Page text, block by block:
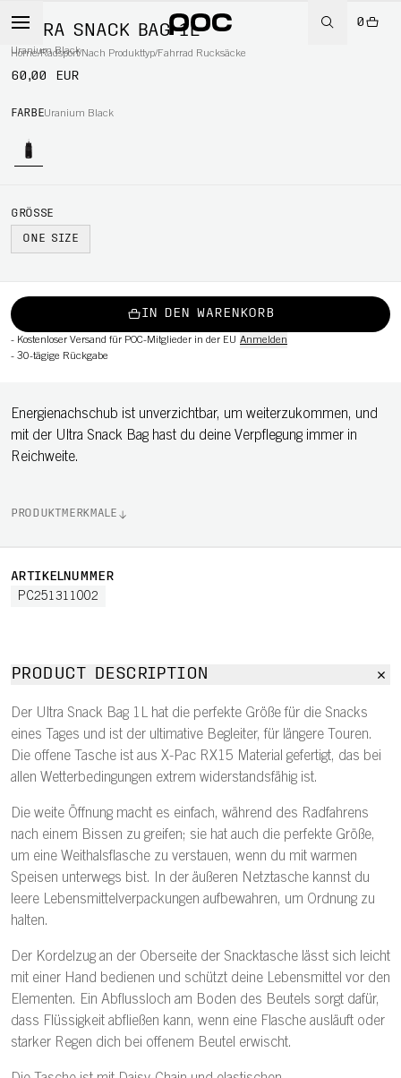
0
Home/Radsport/Nach Produkttyp/Fahrrad Rucksäcke
ULTRA SNACK BAG 1L
Uranium Black
60,00 EUR
FARBEUranium Black
GRÖSSE
ONE SIZE
IN DEN WARENKORB
- Kostenloser Versand für POC-Mitglieder in der EU Anmelden
- 30-tägige Rückgabe
Energienachschub ist unverzichtbar, um weiterzukommen, und
mit der Ultra Snack Bag hast du deine Verpflegung immer in
Reichweite.
PRODUKTMERKMALE
ARTIKELNUMMER
PC251311002
PRODUCT DESCRIPTION
Der Ultra Snack Bag 1L hat die perfekte Größe für die Snacks
eines Tages und ist der ultimative Begleiter, für längere Touren.
Die offene Tasche ist aus X-Pac RX15 Material gefertigt, das bei
allen Wetterbedingungen extrem widerstandsfähig ist.
Die weite Öffnung macht es einfach, während des Radfahrens
nach einem Bissen zu greifen; sie hat auch die perfekte Größe,
um eine Weithalsflasche zu verstauen, wenn du mit warmen
Speisen unterwegs bist. In der äußeren Netztasche kannst du
leere Lebensmittelverpackungen aufbewahren, um Ordnung zu
halten.
Der Kordelzug an der Oberseite der Snacktasche lässt sich leicht
mit einer Hand bedienen und schützt deine Lebensmittel vor den
Elementen. Ein Abflussloch am Boden des Beutels sorgt dafür,
dass Flüssigkeit abfließen kann, wenn eine Flasche ausläuft oder
starker Regen dich bei offenem Beutel erwischt.